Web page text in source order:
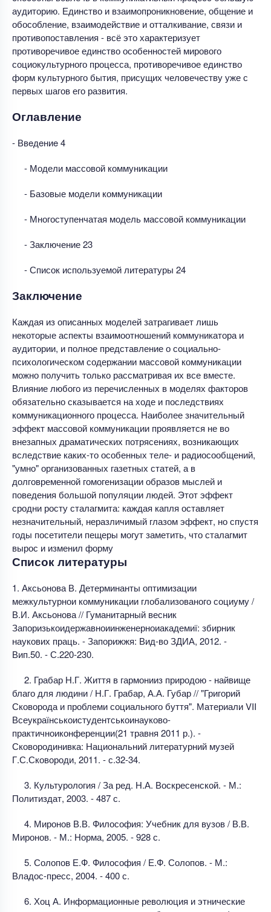
аудиторию. Единство и взаимопроникновение, общение и
обособление, взаимодействие и отталкивание, связи и
противопоставления - всё это характеризует
противоречивое единство особенностей мирового
социокультурного процесса, противоречивое единство
форм культурного бытия, присущих человечеству уже с
первых шагов его развития.
Оглавление
- Ввeдeниe 4
- Модели массовой коммуникации
- Базовые модели коммуникации
- Многоступенчатая модель массовой коммуникации
- Заключение 23
- Список используемой литературы 24
Заключение
Каждая из описанных моделей затрагивает лишь
некоторые аспекты взаимоотношений коммуникатора и
аудитории, и полное представление о социально-
психологическом содержании массовой коммуникации
можно получить только рассматривая их все вместе.
Влияние любого из перечисленных в моделях факторов
обязательно сказывается на ходе и последствиях
коммуникационного процесса. Наиболее значительный
эффект массовой коммуникации проявляется не во
внезапных драматических потрясениях, возникающих
вследствие каких-то особенных теле- и радиосообщений,
"умно" организованных газетных статей, а в
долговременной гомогенизации образов мыслей и
поведения большой популяции людей. Этот эффект
сродни росту сталагмита: каждая капля оставляет
незначительный, неразличимый глазом эффект, но спустя
годы посетители пещеры могут заметить, что сталагмит
вырос и изменил форму
Список литературы
1. Аксьонова В. Детерминанты оптимизации
межкультурнои коммуникации глобализованого социуму /
В.И. Аксьонова // Гуманитарный весник
Запоризькоидержавноиинженерноиакадемиї: збирник
наукових праць. - Запорижжя: Вид-во ЗДИА, 2012. -
Вип.50. - С.220-230.
2. Грабар Н.Г. Життя в гармонииз природою - найвище
благо для людини / Н.Г. Грабар, А.А. Губар // "Григорий
Сковорода и проблеми социального буття". Материали VII
Всеукраїнськоистудентськоинауково-
практичноиконференции(21 травня 2011 р.). -
Сковородинивка: Национальний литературний музей
Г.С.Сковороди, 2011. - с.32-34.
3. Культурология / За ред. Н.А. Воскресенской. - М.:
Политиздат, 2003. - 487 с.
4. Миронов В.В. Философия: Учебник для вузов / В.В.
Миронов. - М.: Норма, 2005. - 928 с.
5. Солопов Е.Ф. Философия / Е.Ф. Солопов. - М.:
Владос-пресс, 2004. - 400 с.
6. Хоц А. Информационные революция и этнические